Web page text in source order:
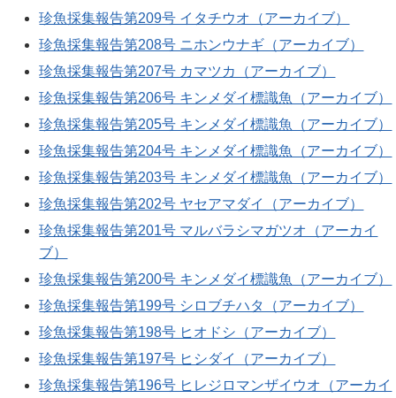
珍魚採集報告第209号 イタチウオ（アーカイブ）
珍魚採集報告第208号 ニホンウナギ（アーカイブ）
珍魚採集報告第207号 カマツカ（アーカイブ）
珍魚採集報告第206号 キンメダイ標識魚（アーカイブ）
珍魚採集報告第205号 キンメダイ標識魚（アーカイブ）
珍魚採集報告第204号 キンメダイ標識魚（アーカイブ）
珍魚採集報告第203号 キンメダイ標識魚（アーカイブ）
珍魚採集報告第202号 ヤセアマダイ（アーカイブ）
珍魚採集報告第201号 マルバラシマガツオ（アーカイ
ブ）
珍魚採集報告第200号 キンメダイ標識魚（アーカイブ）
珍魚採集報告第199号 シロブチハタ（アーカイブ）
珍魚採集報告第198号 ヒオドシ（アーカイブ）
珍魚採集報告第197号 ヒシダイ（アーカイブ）
珍魚採集報告第196号 ヒレジロマンザイウオ（アーカイ